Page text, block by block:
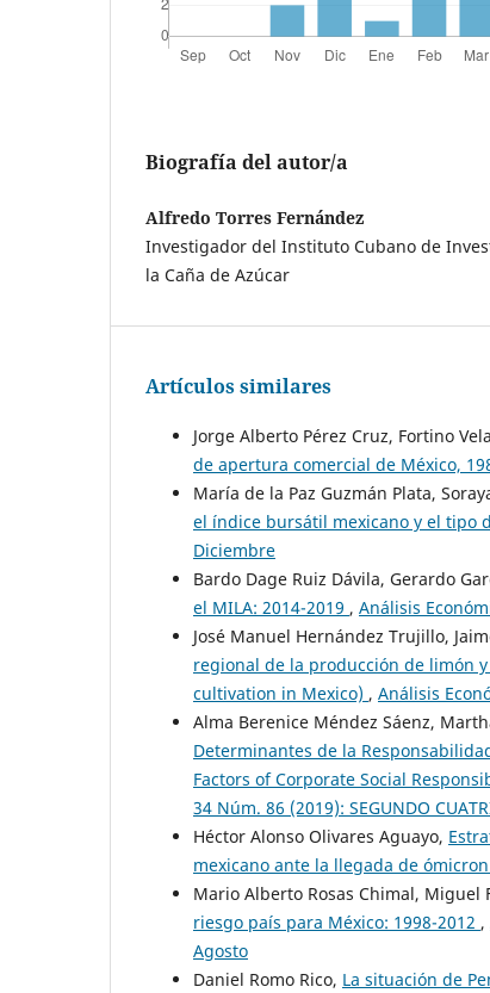
Biografía del autor/a
Alfredo Torres Fernández
Investigador del Instituto Cubano de
la Caña de Azúcar
Artículos similares
Jorge Alberto Pérez Cruz, Fortino
de apertura comercial de México,
María de la Paz Guzmán Plata,
el índice bursátil mexicano y el tipo
Diciembre
Bardo Dage Ruiz Dávila, Gerardo
el MILA: 2014-2019 , Análisis
José Manuel Hernández Trujillo,
regional de la producción de limón
cultivation in Mexico) , Análisis
Alma Berenice Méndez Sáenz,
Determinantes de la
Factors of Corporate Social
34 Núm. 86 (2019): SEGUNDO
Héctor Alonso Olivares Aguayo,
mexicano ante la llegada de ómicron
Mario Alberto Rosas Chimal, Miguel
riesgo país para México: 1998-2012 ,
Agosto
Daniel Romo Rico, La situación de